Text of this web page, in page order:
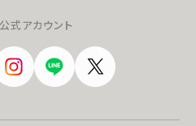
式アカウント